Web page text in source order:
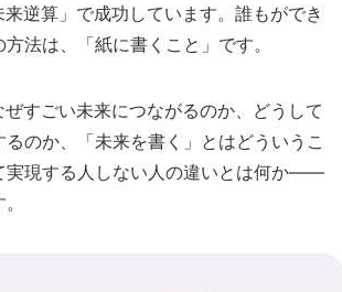
逆算」で成功しています。誰もができ
法は、「紙に書くこと」です。
すごい未来につながるのか、どうして
のか、「未来を書く」とはどういうこ
実現する人しない人の違いとは何か――